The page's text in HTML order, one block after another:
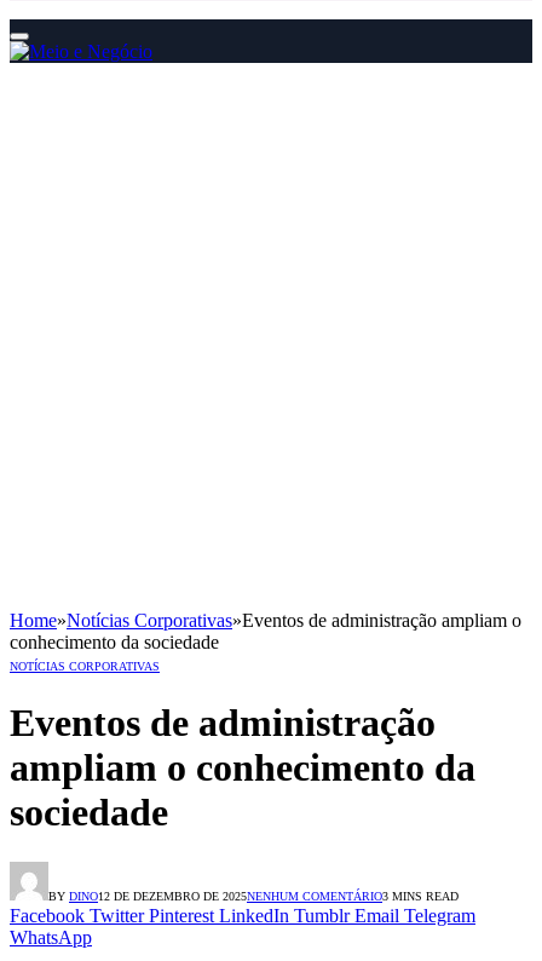
Home»Notícias Corporativas»Eventos de administração ampliam o
conhecimento da sociedade
NOTÍCIAS CORPORATIVAS
Eventos de administração
ampliam o conhecimento da
sociedade
BY DINO12 DE DEZEMBRO DE 2025NENHUM COMENTÁRIO3 MINS READ
Facebook Twitter Pinterest LinkedIn Tumblr Email Telegram
WhatsApp